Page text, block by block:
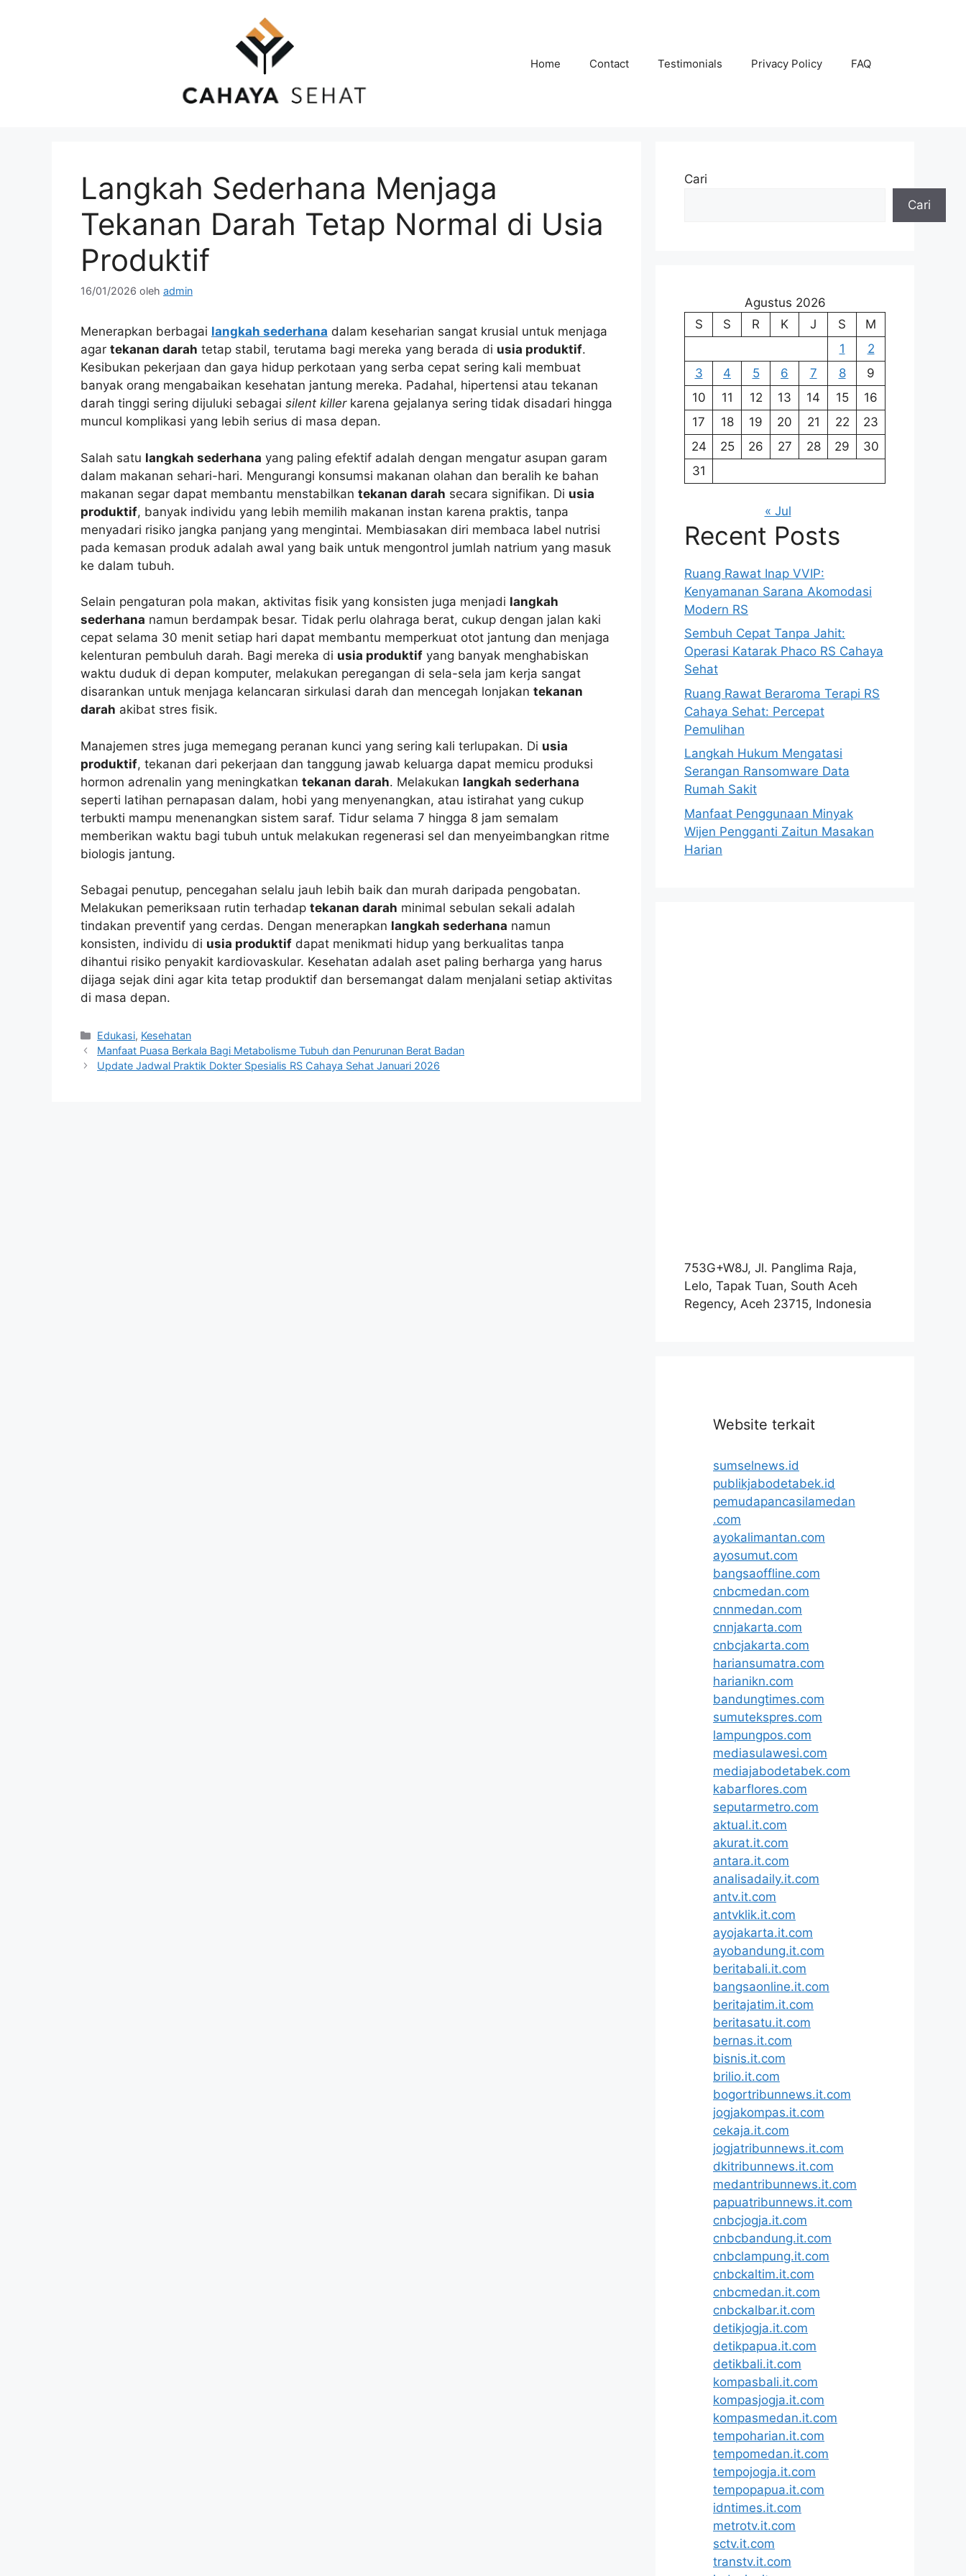
Home Contact Testimonials Privacy Policy FAQ
Langkah Sederhana Menjaga
Tekanan Darah Tetap Normal di Usia
Produktif
16/01/2026 oleh admin
Menerapkan berbagai langkah sederhana dalam keseharian sangat krusial untuk menjaga
agar tekanan darah tetap stabil, terutama bagi mereka yang berada di usia produktif.
Kesibukan pekerjaan dan gaya hidup perkotaan yang serba cepat sering kali membuat
banyak orang mengabaikan kesehatan jantung mereka. Padahal, hipertensi atau tekanan
darah tinggi sering dijuluki sebagai silent killerkarena gejalanya sering tidak disadari hingga
muncul komplikasi yang lebih serius di masa depan.
Salah satu langkah sederhana yang paling efektif adalah dengan mengatur asupan garam
dalam makanan sehari-hari. Mengurangi konsumsi makanan olahan dan beralih ke bahan
makanan segar dapat membantu menstabilkan tekanan darah secara signifikan. Di usia
produktif, banyak individu yang lebih memilih makanan instan karena praktis, tanpa
menyadari risiko jangka panjang yang mengintai. Membiasakan diri membaca label nutrisi
pada kemasan produk adalah awal yang baik untuk mengontrol jumlah natrium yang masuk
ke dalam tubuh.
Selain pengaturan pola makan, aktivitas fisik yang konsisten juga menjadi langkah
sederhana namun berdampak besar. Tidak perlu olahraga berat, cukup dengan jalan kaki
cepat selama 30 menit setiap hari dapat membantu memperkuat otot jantung dan menjaga
kelenturan pembuluh darah. Bagi mereka di usia produktif yang banyak menghabiskan
waktu duduk di depan komputer, melakukan peregangan di sela-sela jam kerja sangat
disarankan untuk menjaga kelancaran sirkulasi darah dan mencegah lonjakan tekanan
darah akibat stres fisik.
Manajemen stres juga memegang peranan kunci yang sering kali terlupakan. Di usia
produktif, tekanan dari pekerjaan dan tanggung jawab keluarga dapat memicu produksi
hormon adrenalin yang meningkatkan tekanan darah. Melakukan langkah sederhana
seperti latihan pernapasan dalam, hobi yang menyenangkan, atau istirahat yang cukup
terbukti mampu menenangkan sistem saraf. Tidur selama 7 hingga 8 jam semalam
memberikan waktu bagi tubuh untuk melakukan regenerasi sel dan menyeimbangkan ritme
biologis jantung.
Sebagai penutup, pencegahan selalu jauh lebih baik dan murah daripada pengobatan.
Melakukan pemeriksaan rutin terhadap tekanan darah minimal sebulan sekali adalah
tindakan preventif yang cerdas. Dengan menerapkan langkah sederhana namun
konsisten, individu di usia produktif dapat menikmati hidup yang berkualitas tanpa
dihantui risiko penyakit kardiovaskular. Kesehatan adalah aset paling berharga yang harus
dijaga sejak dini agar kita tetap produktif dan bersemangat dalam menjalani setiap aktivitas
di masa depan.
Kategori
Edukasi, Kesehatan
Manfaat Puasa Berkala Bagi Metabolisme Tubuh dan Penurunan Berat Badan
Update Jadwal Praktik Dokter Spesialis RS Cahaya Sehat Januari 2026
Cari
Cari
Agustus 2026
S
S R K J S
M
1
2
3
4 5 6 7 8
9
10
11 12 13 14 15
16
17
18 19 20 21 22
23
24
25 26 27 28 29
30
31
« Jul
Recent Posts
Ruang Rawat Inap VVIP:
Kenyamanan Sarana Akomodasi
Modern RS
Sembuh Cepat Tanpa Jahit:
Operasi Katarak Phaco RS Cahaya
Sehat
Ruang Rawat Beraroma Terapi RS
Cahaya Sehat: Percepat
Pemulihan
Langkah Hukum Mengatasi
Serangan Ransomware Data
Rumah Sakit
Manfaat Penggunaan Minyak
Wijen Pengganti Zaitun Masakan
Harian
753G+W8J, Jl. Panglima Raja,
Lelo, Tapak Tuan, South Aceh
Regency, Aceh 23715, Indonesia
Website terkait
sumselnews.id
publikjabodetabek.id
pemudapancasilamedan
.com
ayokalimantan.com
ayosumut.com
bangsaoffline.com
cnbcmedan.com
cnnmedan.com
cnnjakarta.com
cnbcjakarta.com
hariansumatra.com
harianikn.com
bandungtimes.com
sumutekspres.com
lampungpos.com
mediasulawesi.com
mediajabodetabek.com
kabarflores.com
seputarmetro.com
aktual.it.com
akurat.it.com
antara.it.com
analisadaily.it.com
antv.it.com
antvklik.it.com
ayojakarta.it.com
ayobandung.it.com
beritabali.it.com
bangsaonline.it.com
beritajatim.it.com
beritasatu.it.com
bernas.it.com
bisnis.it.com
brilio.it.com
bogortribunnews.it.com
jogjakompas.it.com
cekaja.it.com
jogjatribunnews.it.com
dkitribunnews.it.com
medantribunnews.it.com
papuatribunnews.it.com
cnbcjogja.it.com
cnbcbandung.it.com
cnbclampung.it.com
cnbckaltim.it.com
cnbcmedan.it.com
cnbckalbar.it.com
detikjogja.it.com
detikpapua.it.com
detikbali.it.com
kompasbali.it.com
kompasjogja.it.com
kompasmedan.it.com
tempoharian.it.com
tempomedan.it.com
tempojogja.it.com
tempopapua.it.com
idntimes.it.com
metrotv.it.com
sctv.it.com
transtv.it.com